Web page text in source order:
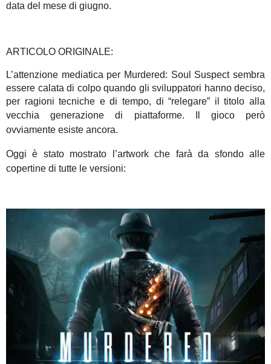
data del mese di giugno.
ARTICOLO ORIGINALE:
L’attenzione mediatica per Murdered: Soul Suspect sembra
essere calata di colpo quando gli sviluppatori hanno deciso,
per ragioni tecniche e di tempo, di “relegare” il titolo alla
vecchia generazione di piattaforme. I
l gioco però
ovviamente esiste ancora.
Oggi è stato mostrato l’artwork che farà da sfondo alle
copertine di tutte le versioni: